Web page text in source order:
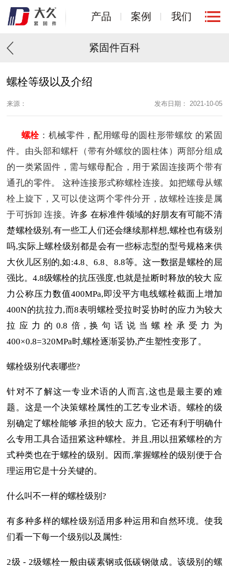
产品 案例 我们
紧固件百科
螺栓等级以及介绍
来源： 发布日期： 2021-10-05
螺栓：机械零件，配用螺母的圆柱形带螺纹 的紧固
件。由头部和螺杆（带有外螺纹的圆柱体）两部分组成
的一类紧固件，需与螺母配合，用于紧固连接两个带有
通孔的零件。 这种连接形式称螺栓连接。如把螺母从螺
栓上旋下，又可以使这两个零件分开，故螺栓连接是属
于可拆卸 连接。许多 在标准件领域的好朋友有可能不清
楚螺栓级别,有一些工人们还会继续那样想,螺栓也有级别
吗,实际上螺栓级别都是会有一些标志型的型号规格来供
大伙儿区别的,如:4.8、6.8、8.8等。这一数据是螺栓的屈
强比。4.8级螺栓的抗压强度,也就是扯断时释放的较大 应
力公称压力数值400MPa,即没平方电线螺栓截面上增加
400N的抗拉力,而8表明螺栓受拉时妥协时的应力为较大
拉应力的0.8倍,换句话说当螺栓承受力为
400×0.8=320MPa时,螺栓逐渐妥协,产生塑性变形了。
螺栓级别代表哪些?
针对不了解这一专业术语的人而言,这也是最主要的难
题。这是一个决策螺栓属性的工艺专业术语。螺栓的级
别确定了螺栓能够 承担的较大 应力。它还有利于明确什
么专用工具合适扭紧这种螺栓。并且,用以扭紧螺栓的方
式种类也在于螺栓的级别。因而,掌握螺栓的级别便于合
理运用它是十分关键的。
什么叫不一样的螺栓级别?
有多种多样的螺栓级别适用多种运用和自然环境。使我
们看一下每一个级别以及属性:
2级 - 2级螺栓一般由碳素钢或低碳钢做成。该级别的螺